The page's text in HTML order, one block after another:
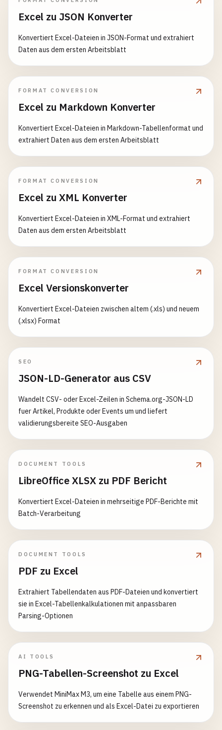
Excel zu JSON Konverter
Konvertiert Excel-Dateien in JSON-Format und extrahiert
Daten aus dem ersten Arbeitsblatt
FORMAT CONVERSION
Excel zu Markdown Konverter
Konvertiert Excel-Dateien in Markdown-Tabellenformat und
extrahiert Daten aus dem ersten Arbeitsblatt
FORMAT CONVERSION
Excel zu XML Konverter
Konvertiert Excel-Dateien in XML-Format und extrahiert
Daten aus dem ersten Arbeitsblatt
FORMAT CONVERSION
Excel Versionskonverter
Konvertiert Excel-Dateien zwischen altem (.xls) und neuem
(.xlsx) Format
SEO
JSON-LD-Generator aus CSV
Wandelt CSV- oder Excel-Zeilen in Schema.org-JSON-LD
fuer Artikel, Produkte oder Events um und liefert
validierungsbereite SEO-Ausgaben
DOCUMENT TOOLS
LibreOffice XLSX zu PDF Bericht
Konvertiert Excel-Dateien in mehrseitige PDF-Berichte mit
Batch-Verarbeitung
DOCUMENT TOOLS
PDF zu Excel
Extrahiert Tabellendaten aus PDF-Dateien und konvertiert
sie in Excel-Tabellenkalkulationen mit anpassbaren
Parsing-Optionen
AI TOOLS
PNG-Tabellen-Screenshot zu Excel
Verwendet MiniMax M3, um eine Tabelle aus einem PNG-
Screenshot zu erkennen und als Excel-Datei zu exportieren